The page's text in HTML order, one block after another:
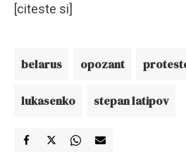
[citeste si]
belarus opozant
lukasenko stepan latipov